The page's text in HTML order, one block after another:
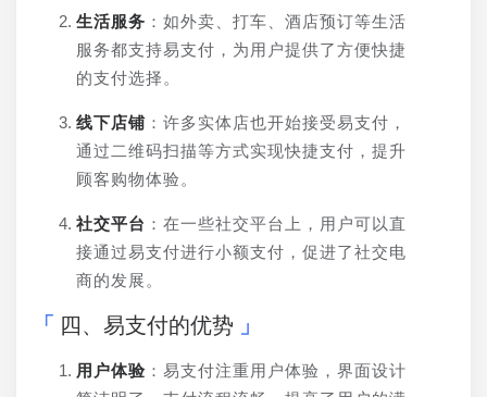
生活服务 ：如外卖、打车、酒店预订等生活
服务都支持易支付，为用户提供了方便快捷
的支付选择。
线下店铺 ：许多实体店也开始接受易支付，
通过二维码扫描等方式实现快捷支付，提升
顾客购物体验。
社交平台 ：在一些社交平台上，用户可以直
接通过易支付进行小额支付，促进了社交电
商的发展。
四、易支付的优势
用户体验 ：易支付注重用户体验，界面设计